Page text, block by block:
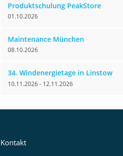
Produktschulung PeakStore
01.10.2026
Maintenance München
08.10.2026
34. Windenergietage in Linstow
10.11.2026 - 12.11.2026
Kontakt